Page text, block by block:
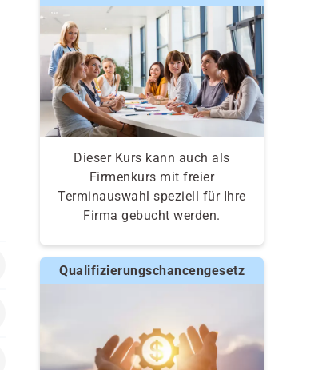
Dieser Kurs kann auch als
Firmenkurs mit freier
Terminauswahl speziell für Ihre
Firma gebucht werden.
Qualifizierungschancengesetz